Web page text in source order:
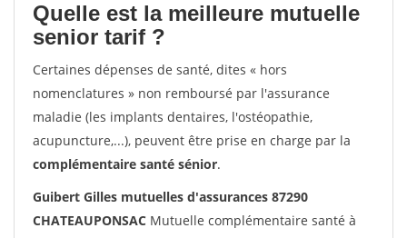
Quelle est la meilleure mutuelle
senior tarif ?
Certaines dépenses de santé, dites « hors
nomenclatures » non remboursé par l'assurance
maladie (les implants dentaires, l'ostéopathie,
acupuncture,...), peuvent être prise en charge par la
complémentaire santé sénior.
Guibert Gilles mutuelles d'assurances 87290
CHATEAUPONSAC Mutuelle complémentaire santé à